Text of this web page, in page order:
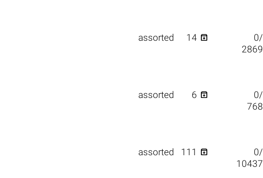
assorted 14 
0/
2869
assorted 6 
0/
768
assorted 111 
0/
10437